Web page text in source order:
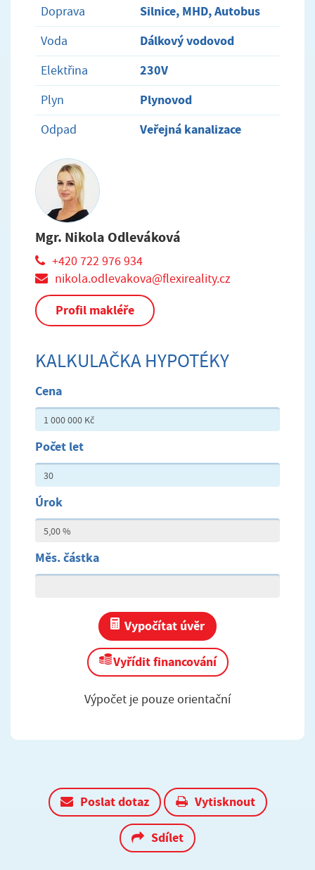
Doprava Silnice, MHD, Autobus
Voda Dálkový vodovod
Elektřina 230V
Plyn Plynovod
Odpad Veřejná kanalizace
Mgr. Nikola Odleváková
+420 722 976 934
nikola.odlevakova@flexireality.cz
Profil makléře
KALKULAČKA HYPOTÉKY
Cena
Počet let
Úrok
Měs. částka
Vypočítat úvěr
Vyřídit financování
Výpočet je pouze orientační
Poslat dotaz Vytisknout
Sdílet